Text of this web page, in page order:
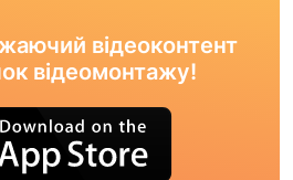
відеоконтент
відеомонтажу!